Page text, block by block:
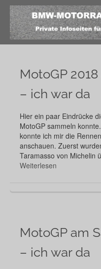
MotoGP
– ich war da
Hier ein paar Eindrücke
MotoGP sammeln
konnte ich mir die
anschauen. Zuerst
Taramasso von Michelin
Weiterlesen
MotoGP am
– ich war da